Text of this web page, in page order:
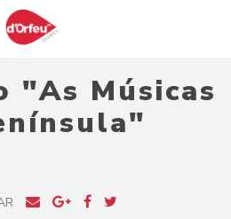
"As Músicas